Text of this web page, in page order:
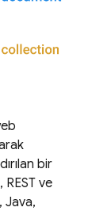
bir
, REST ve
Java,